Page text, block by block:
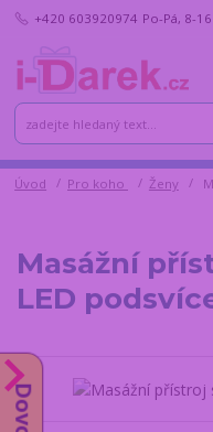
+420 603920974 Po-Pá, 8-
Úvod Pro koho Ženy
Masážní
LED